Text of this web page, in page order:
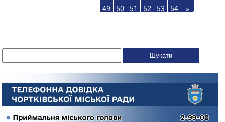
49
50 51 52 53 54 »